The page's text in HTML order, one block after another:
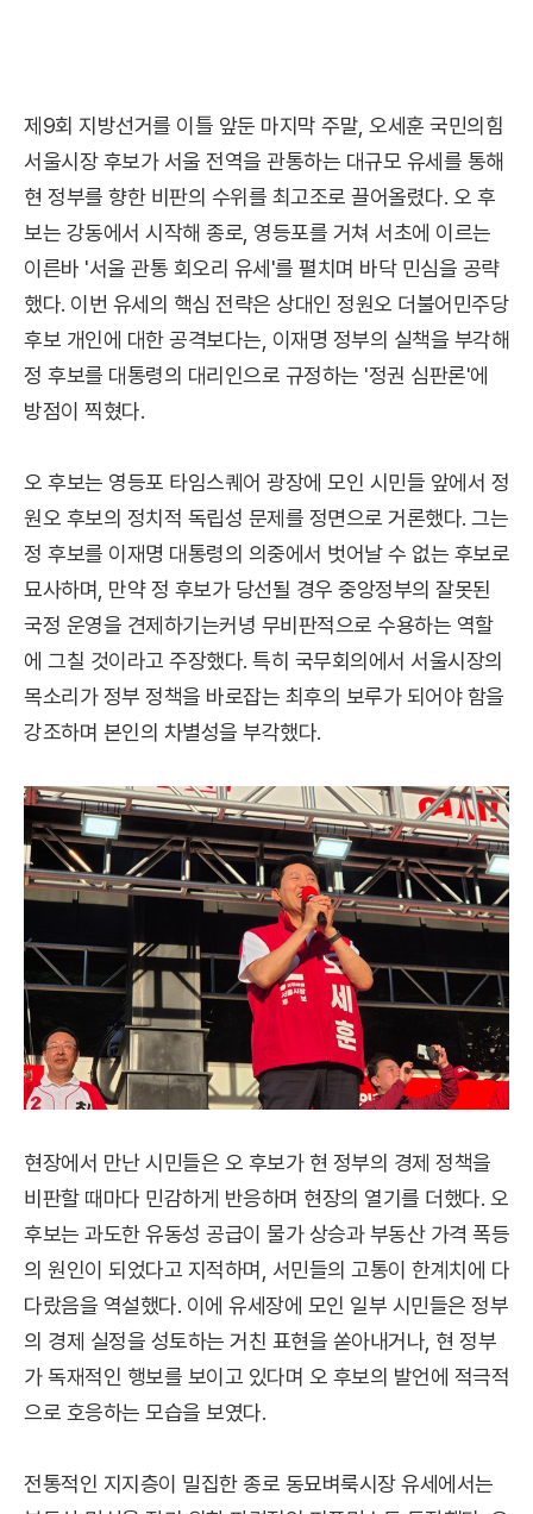
제9회 지방선거를 이틀 앞둔 마지막 주말, 오세훈 국민의힘
서울시장 후보가 서울 전역을 관통하는 대규모 유세를 통해
현 정부를 향한 비판의 수위를 최고조로 끌어올렸다. 오 후
보는 강동에서 시작해 종로, 영등포를 거쳐 서초에 이르는
이른바 '서울 관통 회오리 유세'를 펼치며 바닥 민심을 공략
했다. 이번 유세의 핵심 전략은 상대인 정원오 더불어민주당
후보 개인에 대한 공격보다는, 이재명 정부의 실책을 부각해
정 후보를 대통령의 대리인으로 규정하는 '정권 심판론'에
방점이 찍혔다.
오 후보는 영등포 타임스퀘어 광장에 모인 시민들 앞에서 정
원오 후보의 정치적 독립성 문제를 정면으로 거론했다. 그는
정 후보를 이재명 대통령의 의중에서 벗어날 수 없는 후보로
묘사하며, 만약 정 후보가 당선될 경우 중앙정부의 잘못된
국정 운영을 견제하기는커녕 무비판적으로 수용하는 역할
에 그칠 것이라고 주장했다. 특히 국무회의에서 서울시장의
목소리가 정부 정책을 바로잡는 최후의 보루가 되어야 함을
강조하며 본인의 차별성을 부각했다.
현장에서 만난 시민들은 오 후보가 현 정부의 경제 정책을
비판할 때마다 민감하게 반응하며 현장의 열기를 더했다. 오
후보는 과도한 유동성 공급이 물가 상승과 부동산 가격 폭등
의 원인이 되었다고 지적하며, 서민들의 고통이 한계치에 다
다랐음을 역설했다. 이에 유세장에 모인 일부 시민들은 정부
의 경제 실정을 성토하는 거친 표현을 쏟아내거나, 현 정부
가 독재적인 행보를 보이고 있다며 오 후보의 발언에 적극적
으로 호응하는 모습을 보였다.
전통적인 지지층이 밀집한 종로 동묘벼룩시장 유세에서는